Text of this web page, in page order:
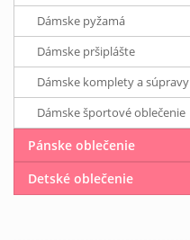
Dámske pyžamá
Dámske pršiplášte
Dámske komplety a súpravy
Dámske športové oblečenie
Pánske oblečenie
Detské oblečenie